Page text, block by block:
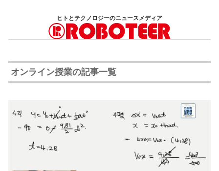
ツ
へ
ヒトとテクノロジーのニュースメディア
オンライン授業の記事一覧